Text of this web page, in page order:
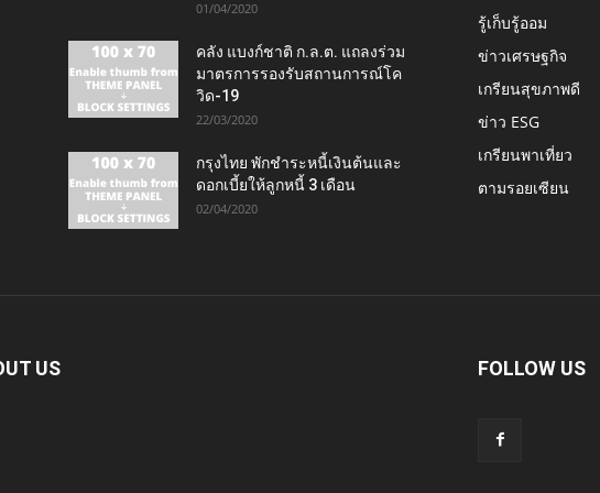
01/04/2020
คลัง แบงก์ชาติ ก.ล.ต. แถลงร่วม
มาตรการรองรับสถานการณ์โค
วิด-19
22/03/2020
กรุงไทย พักชำระหนี้เงินต้นและ
ดอกเบี้ยให้ลูกหนี้ 3 เดือน
02/04/2020
รู้เก็บรู้ออม
ข่าวเศรษฐกิจ
เกรียนสุขภาพดี
ข่าว ESG
เกรียนพาเที่ยว
ตามรอยเซียน
US FOLLOW US